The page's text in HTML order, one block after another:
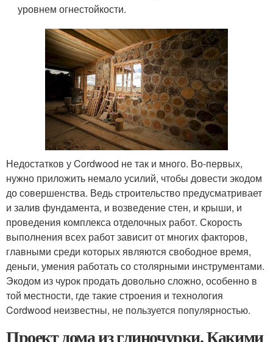
уровнем огнестойкости.
Недостатков у Cordwood не так и много. Во-первых,
нужно приложить немало усилий, чтобы довести экодом
до совершенства. Ведь строительство предусматривает
и залив фундамента, и возведение стен, и крыши, и
проведения комплекса отделочных работ. Скорость
выполнения всех работ зависит от многих факторов,
главными среди которых являются свободное время,
деньги, умения работать со столярными инструментами.
Экодом из чурок продать довольно сложно, особенно в
той местности, где такие строения и технология
Cordwood неизвестны, не пользуется популярностью.
Проект дома из глиночурки. Какими